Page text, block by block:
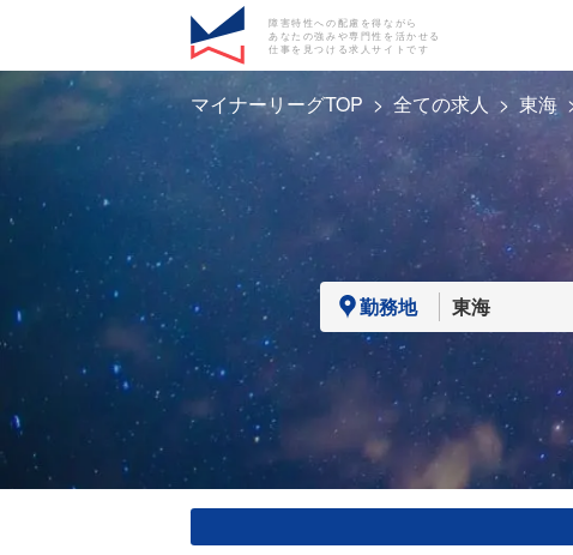
障害特性への配慮を得ながら
あなたの強みや専門性を活かせる
仕事を見つける求人サイトです
マイナーリーグTOP 全ての求人 東海
勤務地 東海